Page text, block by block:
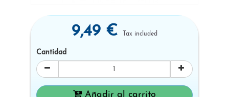
9,49 € Tax included
Cantidad
Añadir al carrito